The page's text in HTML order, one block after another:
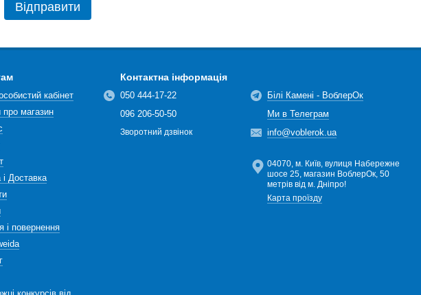
Відправити
кабінет
про магазин
Доставка
і повернення
Контактна інформація
050 444-17-22
096 206-50-50
Зворотний дзвінок
Білі Камені - ВоблерОк
Ми в Телеграм
info@voblerok.ua
04070, м. Київ, вулиця Набережне
шосе 25, магазин ВоблерОк, 50
метрів від м. Дніпро!
Карта проїзду